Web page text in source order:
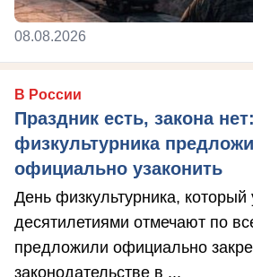
08.08.2026
В России
Праздник есть, закона
физкультурника
официально узаконить
День физкультурника, который
десятилетиями отмечают по
предложили официально
законодательстве в ...